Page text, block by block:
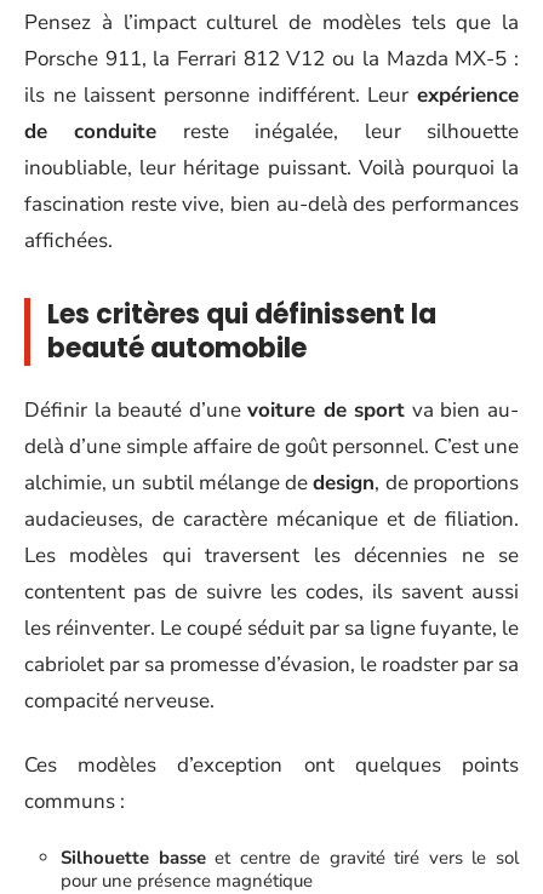
Pensez à l’impact culturel de modèles tels que la
Porsche 911, la Ferrari 812 V12 ou la Mazda MX-5 :
ils ne laissent personne indifférent. Leur expérience
de conduite reste inégalée, leur silhouette
inoubliable, leur héritage puissant. Voilà pourquoi la
fascination reste vive, bien au-delà des performances
affichées.
Les critères qui définissent la
beauté automobile
Définir la beauté d’unevoiture de sport va bien au-
delà d’une simple affaire de goût personnel. C’est une
alchimie, un subtil mélange dedesign, de proportions
audacieuses, de caractère mécanique et de filiation.
Les modèles qui traversent les décennies ne se
contentent pas de suivre les codes, ils savent aussi
les réinventer. Le coupé séduit par sa ligne fuyante, le
cabriolet par sa promesse d’évasion, le roadster par sa
compacité nerveuse.
Ces modèles d’exception ont quelques points
communs :
Silhouette basseet centre de gravité tiré vers le sol
pour une présence magnétique